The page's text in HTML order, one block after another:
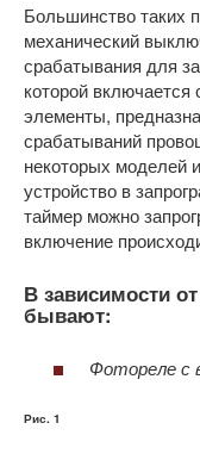
Большинство таких
механический
срабатывания для
которой
элементы,
срабатываний
некоторых моделей
устройство в
таймер можно
включение
В зависимости
бывают:
Фотореле с
Рис. 1